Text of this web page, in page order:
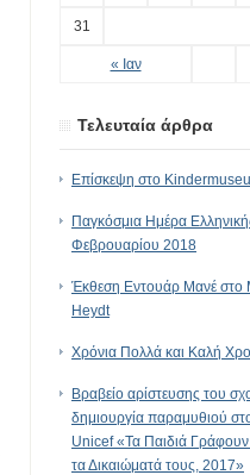
« Ιαν
31
Τελευταία άρθρα
Eπίσκεψη στο
Παγκόσμια Ημέρα
Φεβρουαρίου 2018
Έκθεση Εντουάρ Μανέ στο
Heydt
Χρόνια Πολλά και Καλή
Βραβείο αρίστευσης του
δημιουργία παραμυθιού
Unicef «Τα Παιδιά
τα Δικαιώματά τους, 2017»